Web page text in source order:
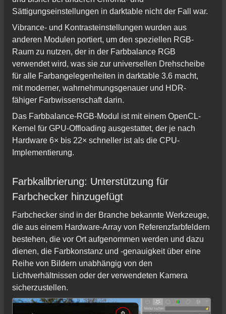
Sättigungseinstellungen in darktable nicht der Fall war.
Vibrance- und Kontrasteinstellungen wurden aus
anderen Modulen portiert, um den speziellen RGB-
Raum zu nutzen, der in der Farbbalance RGB
verwendet wird, was sie zur universellen Drehscheibe
für alle Farbangelegenheiten in darktable 3.6 macht,
mit moderner, wahrnehmungsgenauer und HDR-
fähiger Farbwissenschaft darin.
Das Farbbalance-RGB-Modul ist mit einem OpenCL-
Kernel für GPU-Offloading ausgestattet, der je nach
Hardware 6× bis 22× schneller ist als die CPU-
Implementierung.
Farbkalibrierung: Unterstützung für
Farbchecker hinzugefügt
Farbchecker sind in der Branche bekannte Werkzeuge,
die aus einem Hardware-Array von Referenzfarbfeldern
bestehen, die vor Ort aufgenommen werden und dazu
dienen, die Farbkonstanz und -genauigkeit über eine
Reihe von Bildern unabhängig von den
Lichtverhältnissen oder der verwendeten Kamera
sicherzustellen.